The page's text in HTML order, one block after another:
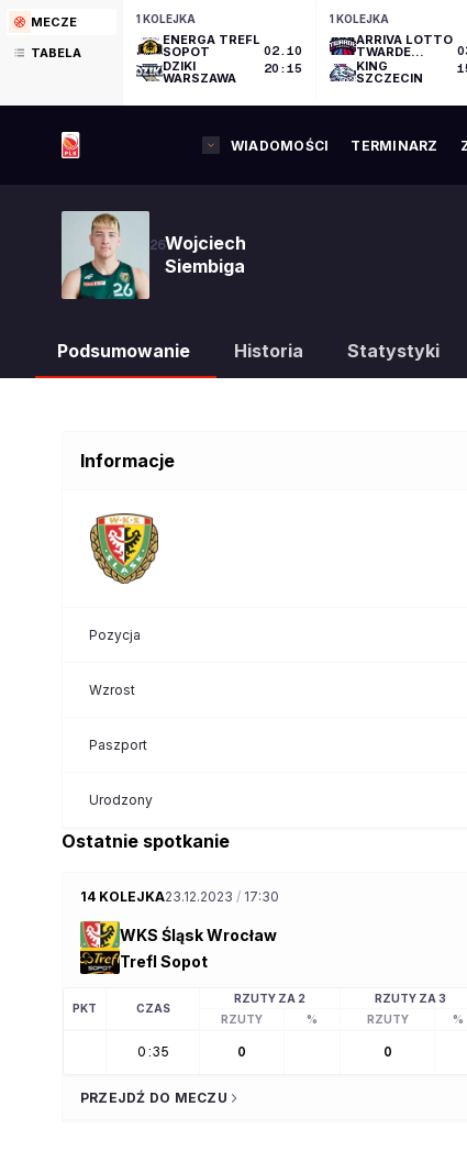
MECZE
TABELA
1 KOLEJKA
ENERGA TREFL
SOPOT
DZIKI
WARSZAWA
02.10
20:15
1 KOLEJKA
ARRIVA LOTTO
TWARDE
PIERNIKI
TORUŃ
KING
SZCZECIN
WIADOMOŚCI TERMINARZ
26Wojciech
Siembiga
Podsumowanie Historia Statystyki
Informacje
Pozycja
Wzrost
Paszport
Urodzony
Ostatnie spotkanie
14 KOLEJKA23.12.2023 / 17:30
WKS Śląsk Wrocław
Trefl Sopot
PKT CZAS
RZUTY ZA 2 RZUTY ZA 3
RZUTY
% RZUTY %
0:35 0 0
PRZEJDŹ DO MECZU